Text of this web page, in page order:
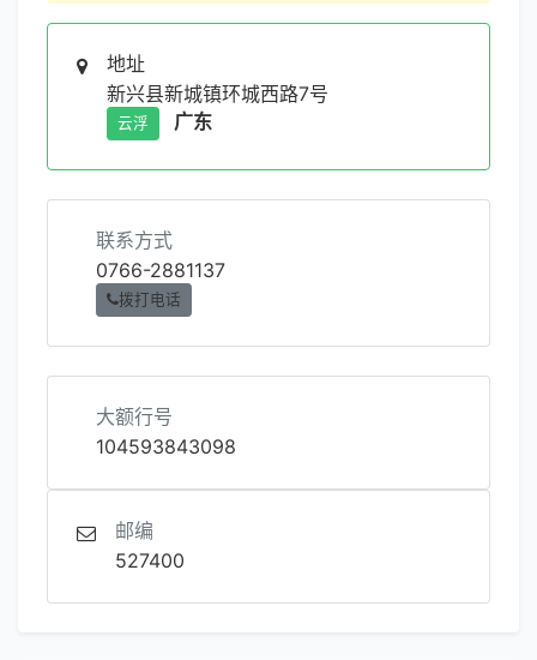
地址
新兴县新城镇环城西路7号
云浮 广东
联系方式
0766-2881137
拨打电话
大额行号
104593843098
邮编
527400